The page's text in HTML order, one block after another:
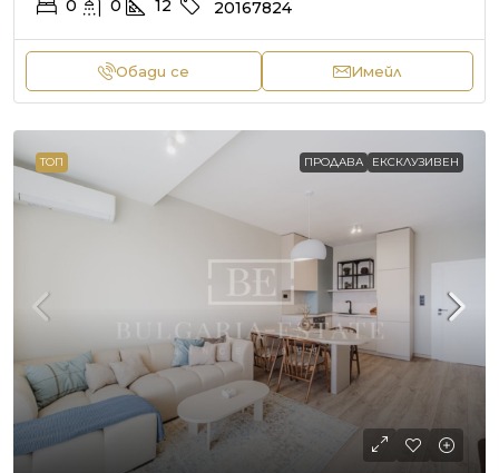
0 0 12 20167824
Обади се Имейл
ТОП ПРОДАВА ЕКСКЛУЗИВЕН